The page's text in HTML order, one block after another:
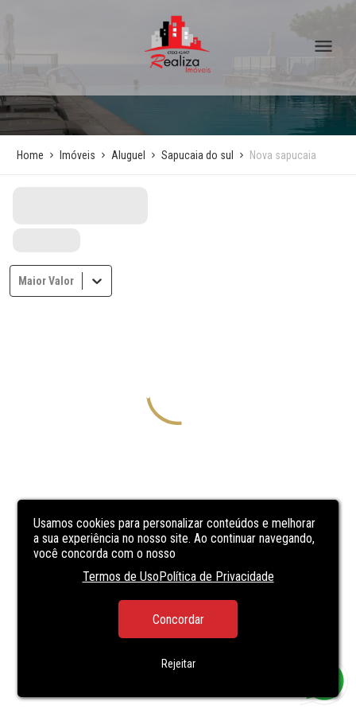
Usamos cookies para personalizar conteúdos e melhorar
a sua experiência no nosso site. Ao continuar navegando,
você concorda com o nosso
Termos de UsoPolítica de Privacidade
Concordar
Rejeitar
Home Imóveis Aluguel Sapucaia do sul Nova sapucaia
Maior Valor